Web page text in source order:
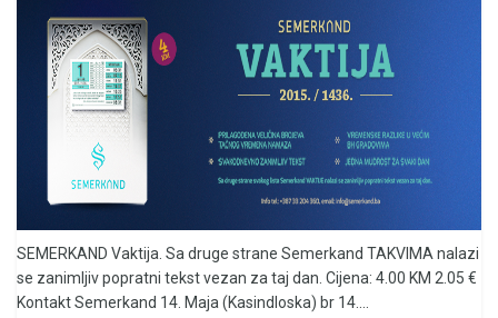
SEMERKAND Vaktija. Sa druge strane Semerkand TAKVIMA nalazi
se zanimljiv popratni tekst vezan za taj dan. Cijena: 4.00 KM 2.05 €
Kontakt Semerkand 14. Maja (Kasindloska) br 14....